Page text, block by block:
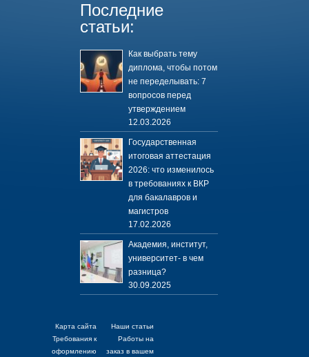
Последние
статьи:
Как выбрать тему
диплома, чтобы потом
не переделывать: 7
вопросов перед
утверждением
12.03.2026
Государственная
итоговая аттестация
2026: что изменилось
в требованиях к ВКР
для бакалавров и
магистров
17.02.2026
Академия, институт,
университет- в чем
разница?
30.09.2025
Карта сайта
Требования к
оформлению
Наши статьи
Работы на
заказ в вашем